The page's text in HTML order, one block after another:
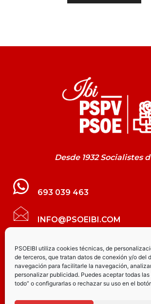
PSOEIBI utiliza cookies técnicas, de
de terceros, que tratan datos de conexión y/o del
navegación para facilitarle la navegación,
personalizar publicidad. Puedes aceptar todas
todo” o configurarlas o rechazar su uso en el
Desde 1932 Socialistes
693 039 463
INFO@PSOEIBI.COM
GRUPO MUNICIPAL
LES ERES, 48 – 3º -
PARTIDO SOCIALISTA DE